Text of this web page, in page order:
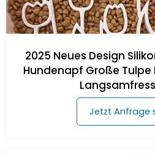
2025 Neues Design
Hundenapf Große Tulpe
Jetzt Anfrage